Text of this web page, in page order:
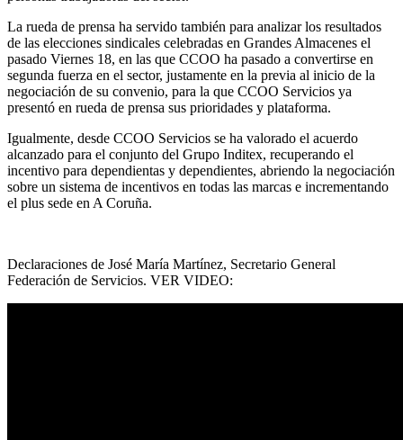
La rueda de prensa ha servido también para analizar los resultados
de las elecciones sindicales celebradas en Grandes Almacenes el
pasado Viernes 18, en las que CCOO ha pasado a convertirse en
segunda fuerza en el sector, justamente en la previa al inicio de la
negociación de su convenio, para la que CCOO Servicios ya
presentó en rueda de prensa sus prioridades y plataforma.
Igualmente, desde CCOO Servicios se ha valorado el acuerdo
alcanzado para el conjunto del Grupo Inditex, recuperando el
incentivo para dependientas y dependientes, abriendo la negociación
sobre un sistema de incentivos en todas las marcas e incrementando
el plus sede en A Coruña.
Declaraciones de José María Martínez, Secretario General
Federación de Servicios. VER VIDEO: